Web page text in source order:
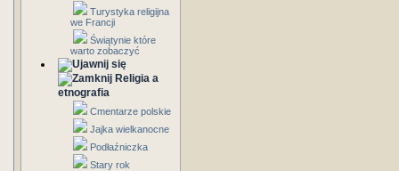
Turystyka religijna
we Francji
Świątynie które
warto zobaczyć
Religia a
etnografia
Cmentarze polskie
Jajka wielkanocne
Podłaźniczka
Stary rok